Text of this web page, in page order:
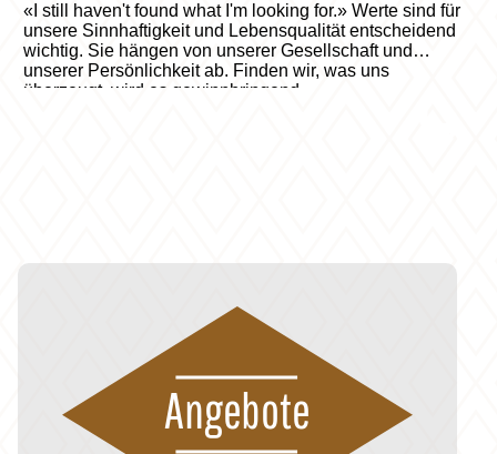
«I still haven't found what I'm looking for.» Werte sind für
unsere Sinnhaftigkeit und Lebensqualität entscheidend
wichtig. Sie hängen von unserer Gesellschaft und
unserer Persönlichkeit ab. Finden wir, was uns
überzeugt, wird es gewinnbringend.
Angebote